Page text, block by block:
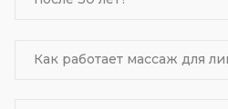
Как работает массаж для